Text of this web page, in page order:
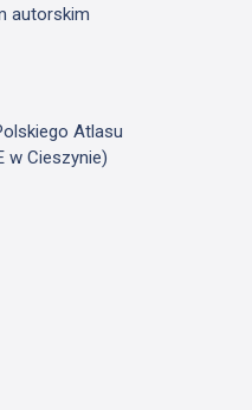
autorskim
Atlasu
w Cieszynie)